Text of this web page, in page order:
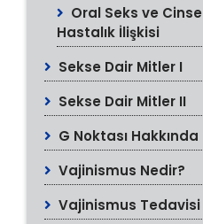
Oral Seks ve
Hastalık İlişkisi
Sekse Dair Mitler I
Sekse Dair Mitler II
G Noktası Hakkında
Vajinismus Nedir?
Vajinismus Tedavisi